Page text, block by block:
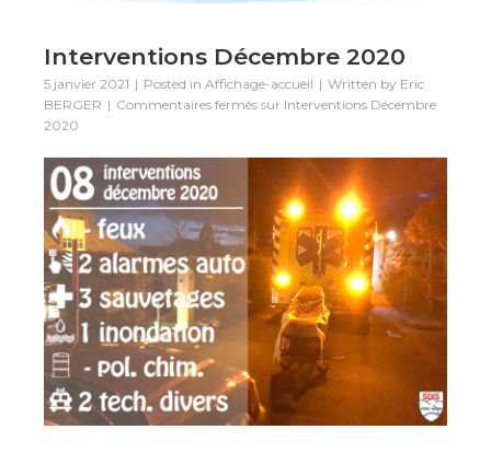
Interventions Décembre 2020
5 janvier 2021 Posted in Affichage-accueil Written by Eric
BERGER
Commentaires fermés sur Interventions Décembre
2020